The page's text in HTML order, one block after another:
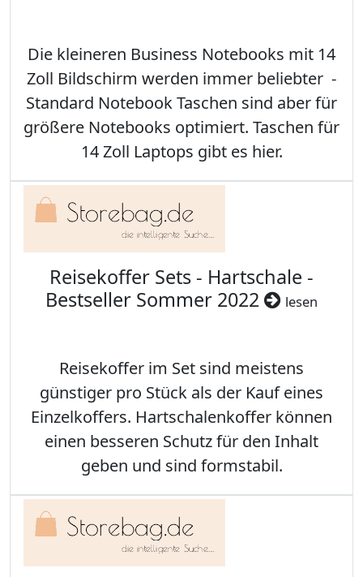
Die kleineren Business Notebooks mit 14
Zoll Bildschirm werden immer beliebter -
Standard Notebook Taschen sind aber für
größere Notebooks optimiert. Taschen für
14 Zoll Laptops gibt es hier.
Reisekoffer Sets - Hartschale -
Bestseller Sommer 2022
lesen
Reisekoffer im Set sind meistens
günstiger pro Stück als der Kauf eines
Einzelkoffers. Hartschalenkoffer können
einen besseren Schutz für den Inhalt
geben und sind formstabil.